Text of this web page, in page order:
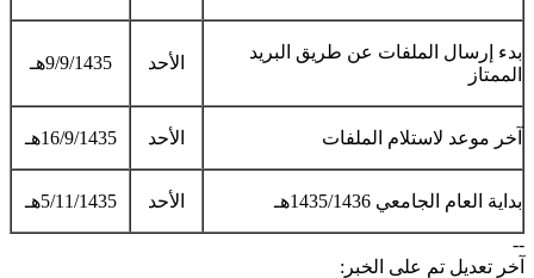
بدء إرسال الملفات عن طريق البريد
الممتاز
الأحد 9/9/1435هـ
آخر موعد لاستلام الملفات الأحد 16/9/1435هـ
بداية العام الجامعي 1435/1436هـ الأحد 5/11/1435هـ​
--
آخر تعديل تم على الخبر: